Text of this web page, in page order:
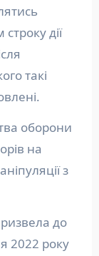
дії
такі
оборони
на
з
до
2022 року